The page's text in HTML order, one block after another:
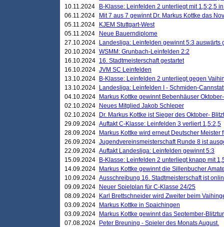
10.11.2024
B-Klasse: Leinfelden 2 unterliegt mit 1,5;2,5
06.11.2024
Mit 7 aus 7 gewinnt Dr. Markus Kottke das
05.11.2024
KJEM Stuttgart-West
05.11.2024
Neue Bauerndiplome
27.10.2024
Landesliga: Leinfelden gewinnt 5:3 auswärts
20.10.2024 WSMM: Grunbach-Leinfelden 2:2
16.10.2024 16. Stadtmeisterschaft gestartet
16.10.2024 JVM SC Leinfelden
13.10.2024
B-Klasse: Leinfelden 2 unterliegt gegen
13.10.2024
Landesliga: Leinfelden I - Schmiden-
04.10.2024
Markus Kottke gewinnt Bebenhäuser
02.10.2024
Neues Mitglied Jakob Schleper
02.10.2024
Dr. Markus Kottke ist Sieger des Oktober-
29.09.2024 Auftakt C-Klasse: Leinfelden 3 verliert 1,5:2,5
28.09.2024
Markus Kottke wird erneut Deutscher Meister
26.09.2024 Jugendvereinsmeisterschaft Runde 8 ist
22.09.2024 Auftakt Landesliga: Leinfelden gewinnt 5:3
15.09.2024
B-Klasse: Leinfelden 2 unterliegt knapp mit
14.09.2024
Markus Kottke gewinnt die Sillenbucher
10.09.2024 Ausschreibung 16. Stadtmeisterschaft ist
09.09.2024
Neuer Spielplan für C-Klasse 24/25
08.09.2024
Karl Brettschneider wird Zweiter beim
03.09.2024
Markus Kottke in Spaichingen
03.09.2024
Markus Kottke gewinnt das September-
07.08.2024
Peter Breuning - Spieler des Monats August.